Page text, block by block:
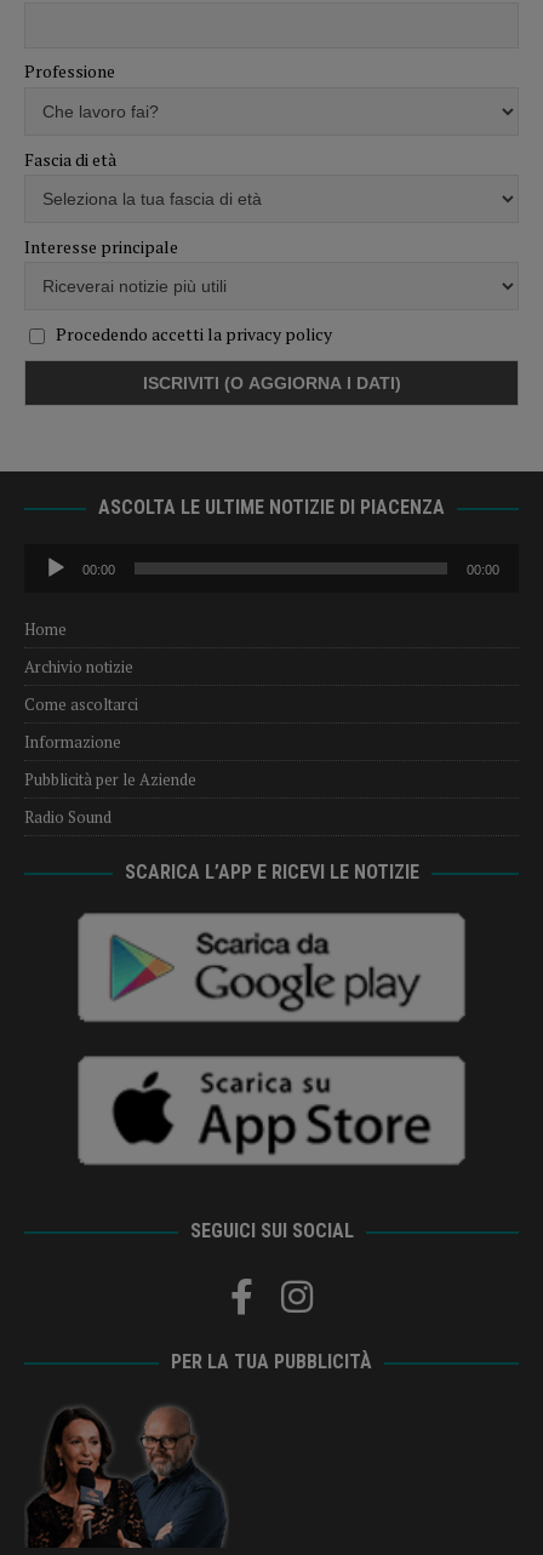
Professione
Fascia di età
Interesse principale
Procedendo accetti la privacy policy
ASCOLTA LE ULTIME NOTIZIE DI PIACENZA
Audio
Player
00:00 00:00
Home
Archivio notizie
Come ascoltarci
Informazione
Pubblicità per le Aziende
Radio Sound
SCARICA L’APP E RICEVI LE NOTIZIE
SEGUICI SUI SOCIAL
PER LA TUA PUBBLICITÀ